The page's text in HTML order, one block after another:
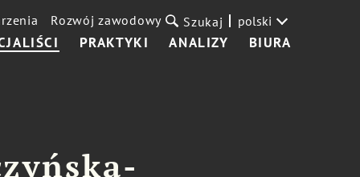
PRAKTYKI ANALIZY BIURA
Rozwój zawodowy Szukaj polski